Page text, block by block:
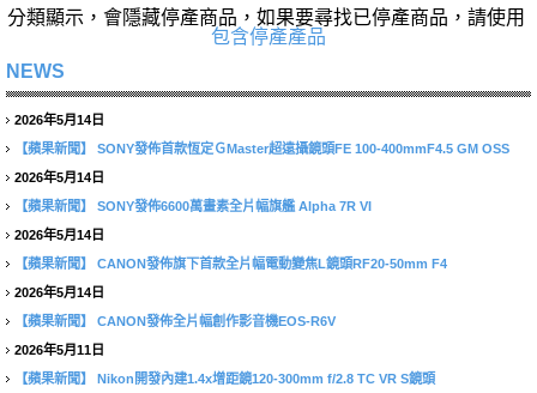
分類顯示，會隱藏停產商品，如果要尋找已停產商品，請使用
包含停產產品
NEWS
2026年5月14日
【蘋果新聞】
SONY發佈首款恆定ＧMaster超遠攝鏡頭FE 100-400mmF4.5 GM OSS
2026年5月14日
【蘋果新聞】
SONY發佈6600萬畫素全片幅旗艦 Alpha 7R VI
2026年5月14日
【蘋果新聞】
CANON發佈旗下首款全片幅電動變焦L鏡頭RF20-50mm F4
2026年5月14日
【蘋果新聞】
CANON發佈全片幅創作影音機EOS-R6V
2026年5月11日
【蘋果新聞】
Nikon開發內建1.4x增距鏡120-300mm f/2.8 TC VR S鏡頭